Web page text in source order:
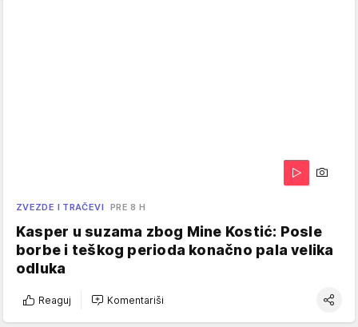
ZVEZDE I TRAČEVI PRE 8 H
Kasper u suzama zbog Mine Kostić: Posle
borbe i teškog perioda konačno pala velika
odluka
Reaguj Komentariši